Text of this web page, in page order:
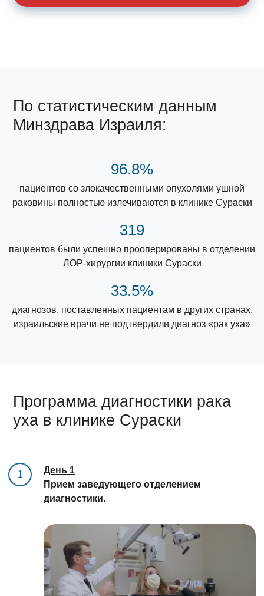
По статистическим данным
Минздрава Израиля:
96.8%
пациентов со злокачественными опухолями ушной
раковины полностью излечиваются в клинике Сураски
319
пациентов были успешно прооперированы в отделении
ЛОР-хирургии клиники Сураски
33.5%
диагнозов, поставленных пациентам в других странах,
израильские врачи не подтвердили диагноз «рак уха»
Программа диагностики рака
уха в клинике Сураски
1
День 1
Прием заведующего отделением
диагностики.